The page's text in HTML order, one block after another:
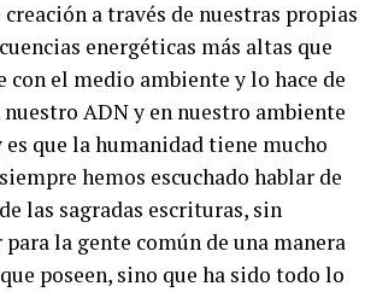
a través de nuestras propias
energéticas más altas que
el medio ambiente y lo hace de
ADN y en nuestro ambiente
que la humanidad tiene mucho
hemos escuchado hablar de
las sagradas escrituras, sin
la gente común de una manera
poseen, sino que ha sido todo lo